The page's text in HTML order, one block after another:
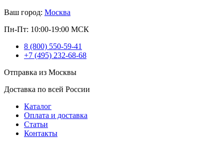
Ваш город: Москва
Пн-Пт: 10:00-19:00 МСК
8 (800) 550-59-41
+7 (495) 232-68-68
Отправка из Москвы
Доставка по всей России
Каталог
Оплата и доставка
Статьи
Контакты